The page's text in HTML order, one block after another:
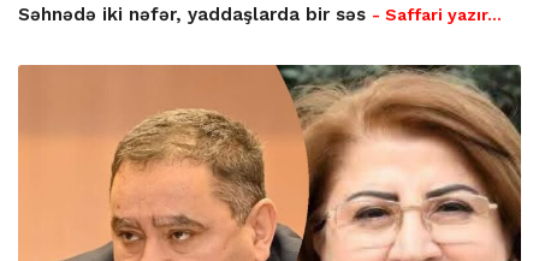
Səhnədə iki nəfər, yaddaşlarda bir səs - Saffari yazır…